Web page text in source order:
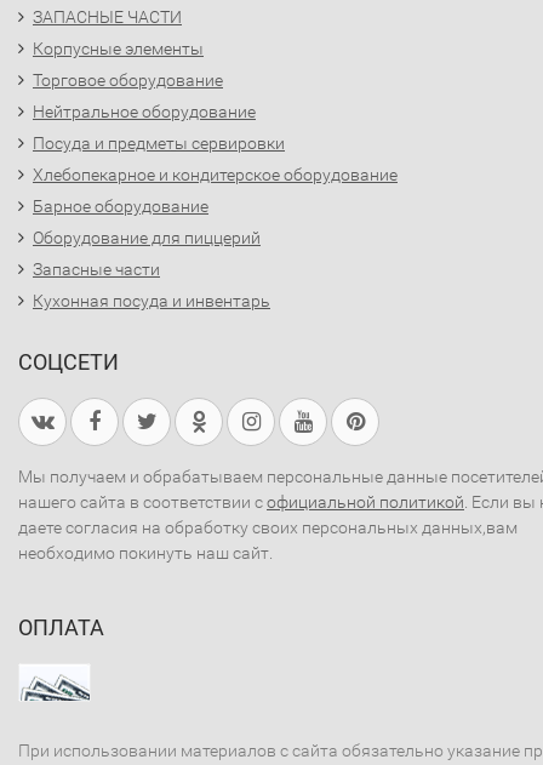
ЗАПАСНЫЕ ЧАСТИ
Корпусные элементы
Торговое оборудование
Нейтральное оборудование
Посуда и предметы сервировки
Хлебопекарное и кондитерское оборудование
Барное оборудование
Оборудование для пиццерий
Запасные части
Кухонная посуда и инвентарь
СОЦСЕТИ
Мы получаем и обрабатываем персональные данные
нашего сайта в соответствии софициальной политикой . Если вы
даете согласия на обработку своих персональных данных,вам
необходимо покинуть наш сайт.
ОПЛАТА
При использовании материалов с сайта обязательно указание